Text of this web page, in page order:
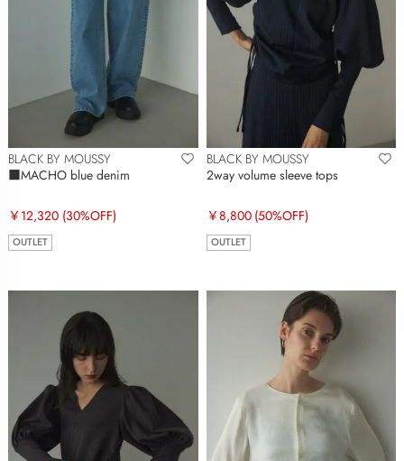
BLACK BY MOUSSY
■MACHO blue denim
￥12,320 (30%OFF)
OUTLET
BLACK BY MOUSSY
2way volume sleeve tops
￥8,800 (50%OFF)
OUTLET